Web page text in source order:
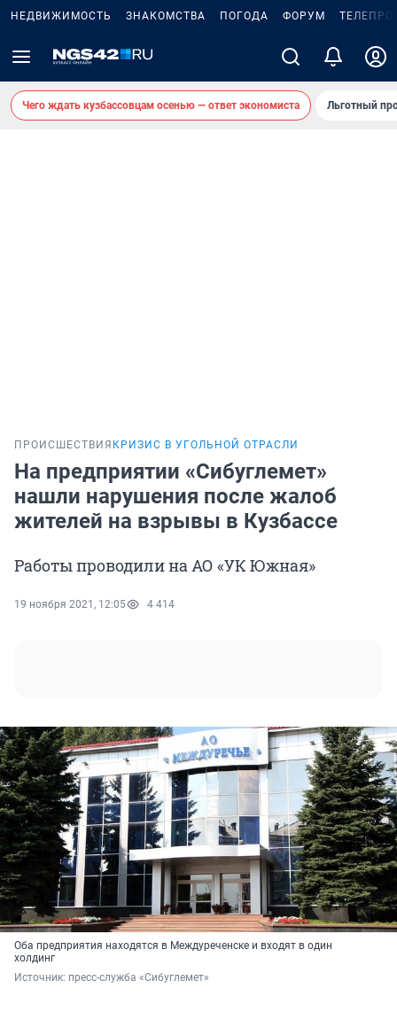
НЕДВИЖИМОСТЬ ЗНАКОМСТВА ПОГОДА ФОРУМ
Чего ждать кузбассовцам осенью — ответ экономиста Льготный
ПРОИСШЕСТВИЯ КРИЗИС В УГОЛЬНОЙ ОТРАСЛИ
На предприятии «Сибуглемет»
нашли нарушения после жалоб
жителей на взрывы в Кузбассе
Работы проводили на АО «УК Южная»
19 ноября 2021, 12:05 4 414
Оба предприятия находятся в Междуреченске и входят в один
холдинг
Источник: пресс-служба «Сибуглемет»